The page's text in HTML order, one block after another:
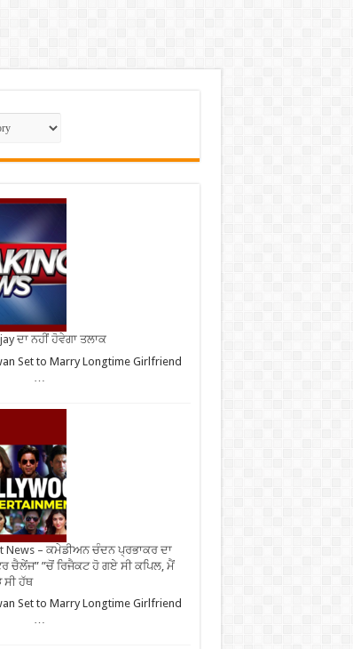
ਦਾ ਨਹੀਂ ਹੋਵੇਗਾ ਤਲਾਕ
Set to Marry Longtime Girlfriend
…
News – ਕਮੇਡੀਅਨ ਚੰਦਨ ਪ੍ਰਭਾਕਰ ਦਾ
ਚੈਲੇਂਜ” ”ਚੋਂ ਰਿਜੈਕਟ ਹੋ ਗਏ ਸੀ ਕਪਿਲ, ਮੈਂ
ਹੱਥ
Set to Marry Longtime Girlfriend
…